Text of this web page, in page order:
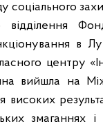
соціального
відділення
в
центру
вийшла на
високих
змаганнях і